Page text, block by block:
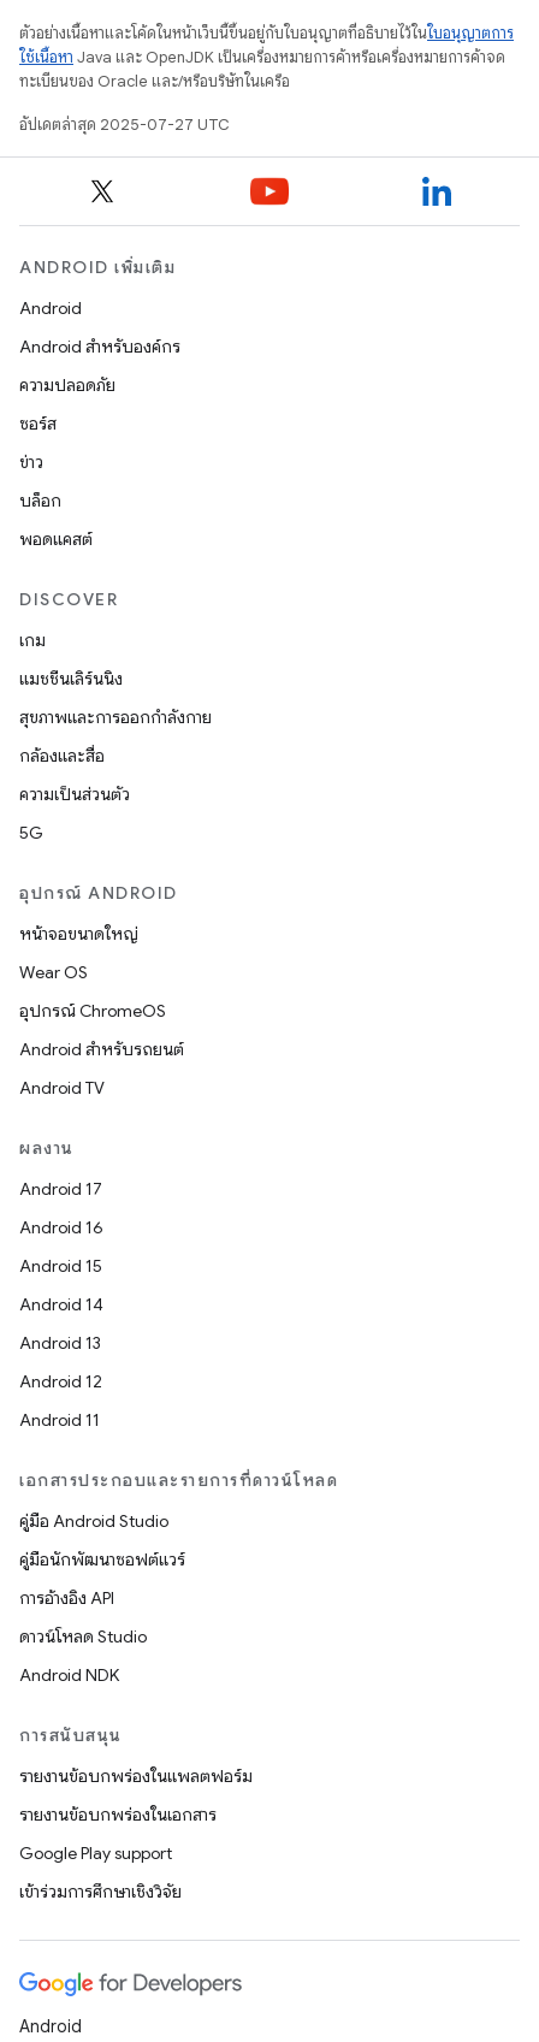
ตัวอย่างเนื้อหาและโค้ดในหน้าเว็บนี้ขึ้นอยู่กับใบอนุญาตที่อธิบายไว้ในใบอนุญาตการ
ใช้เนื้อหา Java และ OpenJDK เป็นเครื่องหมายการค้าหรือเครื่องหมายการค้าจด
ทะเบียนของ Oracle และ/หรือบริษัทในเครือ
อัปเดตล่าสุด 2025-07-27 UTC
ANDROID เพิ่มเติม
Android
Android สำหรับองค์กร
ความปลอดภัย
ซอร์ส
ข่าว
บล็อก
พอดแคสต์
DISCOVER
เกม
แมชชีนเลิร์นนิง
สุขภาพและการออกกำลังกาย
กล้องและสื่อ
ความเป็นส่วนตัว
5G
อุปกรณ์ ANDROID
หน้าจอขนาดใหญ่
Wear OS
อุปกรณ์ ChromeOS
Android สำหรับรถยนต์
Android TV
ผลงาน
Android 17
Android 16
Android 15
Android 14
Android 13
Android 12
Android 11
เอกสารประกอบและรายการที่ดาวน์โหลด
คู่มือ Android Studio
คู่มือนักพัฒนาซอฟต์แวร์
การอ้างอิง API
ดาวน์โหลด Studio
Android NDK
การสนับสนุน
รายงานข้อบกพร่องในแพลตฟอร์ม
รายงานข้อบกพร่องในเอกสาร
Google Play support
เข้าร่วมการศึกษาเชิงวิจัย
Android